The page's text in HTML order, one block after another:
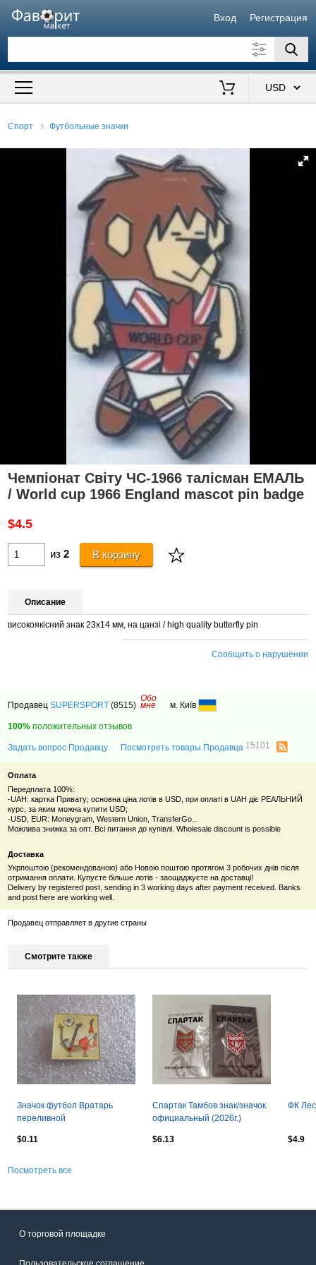
Вход Регистрация
Искать также в описании
Спорт Футбольные значки
Чемпіонат Світу ЧС-1966 талісман ЕМАЛЬ
/ World cup 1966 England mascot pin badge
$4.5
из 2 В корзину
Описание
високоякісний знак 23х14 мм, на цанзі / high quality butterfly pin
Сообщить о нарушении
ПродавецSUPERSPORT (8515)
Обо
мне м. Київ
100% положительных отзывов
Задать вопрос Продавцу Посмотреть товары Продавца 15101
Оплата
Передплата 100%:
-UAH: картка Привату; основна ціна лотів в USD, при оплаті в UAH діє РЕАЛЬНИЙ
курс, за яким можна купити USD;
-USD, EUR: Moneygram, Western Union, TransferGo...
Можлива знижка за опт. Всі питання до купівлі. Wholesale discount is possible
Доставка
Укрпоштою (рекомендованою) або Новою поштою протягом 3 робочих днів після
отримання оплати. Купуєте більше лотів - заощаджуєте на доставці!
Delivery by registered post, sending in 3 working days after payment received. Banks
and post here are working well.
Продавец отправляет в другие страны
Смотрите также
Значок футбол Вратарь
переливной
$0.11
Спартак Тамбов знак/значок
официальный (2026г.)
$6.13
ФК
$4.9
Посмотреть все
О торговой площадке